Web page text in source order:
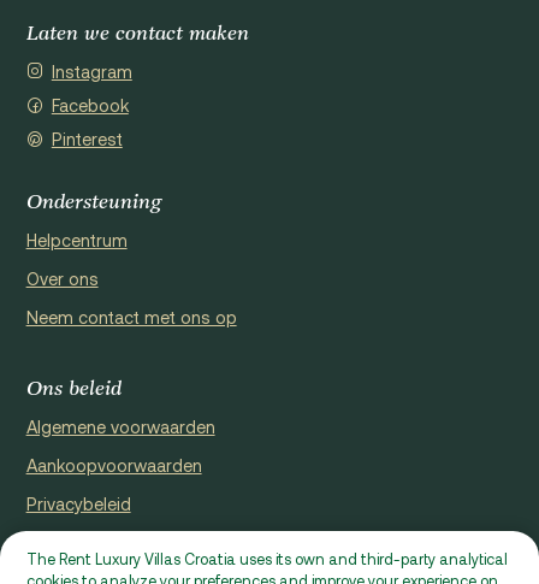
Laten we contact maken
Instagram
Facebook
Pinterest
Ondersteuning
Helpcentrum
Over ons
Neem contact met ons op
Ons beleid
Algemene voorwaarden
Aankoopvoorwaarden
Privacybeleid
The Rent Luxury Villas Croatia uses its own and third-party analytical